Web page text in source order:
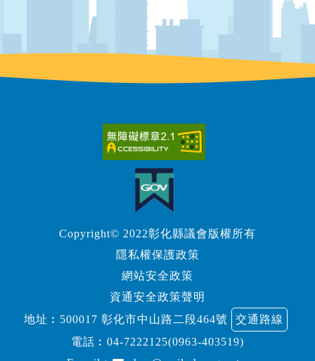
Copyright© 2022彰化縣議會版權所有
隱私權保護政策
網站安全政策
資通安全政策聲明
地址︰500017 彰化市中山路二段464號
交通路線
電話︰ 04-7222125(0963-403519)